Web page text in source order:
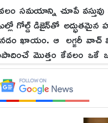
సమయాన్ని చూపే
ఎల్లో గోల్డ్ డిజైన్‌తో
ఖాయం. ఆ లగ్జరీ వాచ్
మొత్తం కేవలం
కొందరు ఈ
అనుష్క శర్మల రేంజ్,